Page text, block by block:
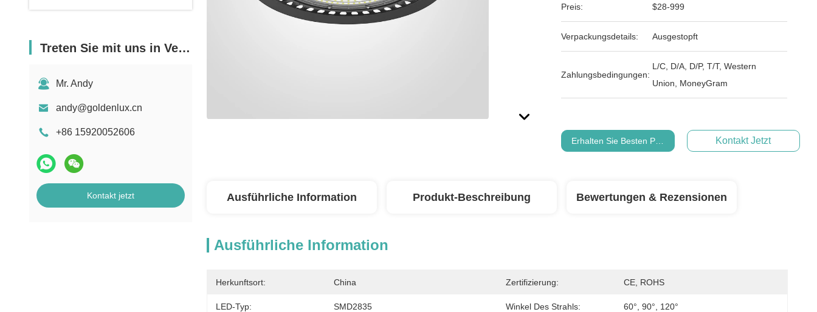
Treten Sie mit uns in Verbindung
Mr. Andy
andy@goldenlux.cn
+86 15920052606
Kontakt jetzt
Preis: $28-999
Verpackungsdetails: Ausgestopft
Zahlungsbedingungen:
L/C, D/A, D/P, T/T, Western
Union, MoneyGram
Erhalten Sie Besten Preis Kontakt Jetzt
Ausführliche Information Produkt-Beschreibung Bewertungen & Rezensionen
Ausführliche Information
Herkunftsort: China Zertifizierung: CE, ROHS
LED-Typ: SMD2835 Winkel Des Strahls: 60°, 90°, 120°